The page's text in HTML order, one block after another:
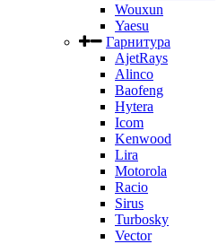
Wouxun
Yaesu
Гарнитура
AjetRays
Alinco
Baofeng
Hytera
Icom
Kenwood
Lira
Motorola
Racio
Sirus
Turbosky
Vector